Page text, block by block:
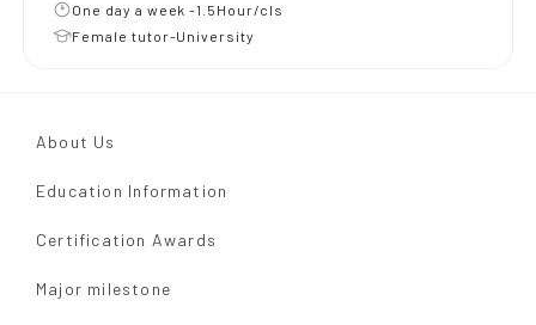
One day a week -1.5Hour/cls
Female tutor-University
About Us
Education Information
Certification Awards
Major milestone